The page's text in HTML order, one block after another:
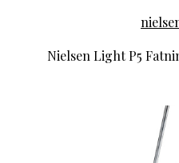
Nielsen Light P5